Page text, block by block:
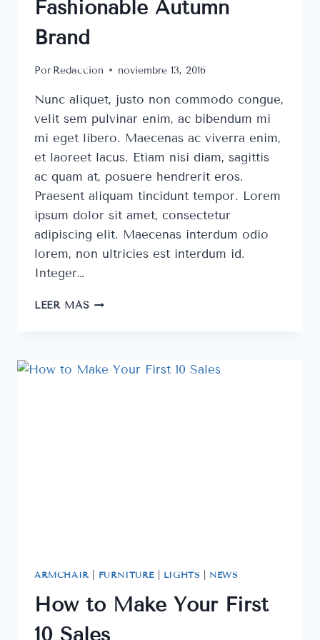
Fashionable Autumn
Brand
Por Redaccion noviembre 13, 2016
Nunc aliquet, justo non commodo congue,
velit sem pulvinar enim, ac bibendum mi
mi eget libero. Maecenas ac viverra enim,
et laoreet lacus. Etiam nisi diam, sagittis
ac quam at, posuere hendrerit eros.
Praesent aliquam tincidunt tempor. Lorem
ipsum dolor sit amet, consectetur
adipiscing elit. Maecenas interdum odio
lorem, non ultricies est interdum id.
Integer…
LEER MÁS FASHIONABLE
ARMCHAIR FURNITURE| LIGHTS NEWS
How to Make Your First
10 Sales